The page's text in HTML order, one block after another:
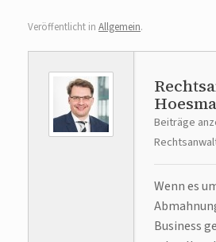
Veröffentlicht in Allgemein.
Beiträge
Wenn es
Business